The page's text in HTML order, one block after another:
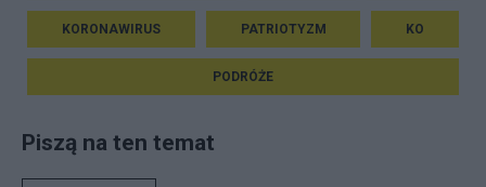
KORONAWIRUS PATRIOTYZM KO
PODRÓŻE
Piszą na ten temat